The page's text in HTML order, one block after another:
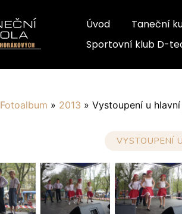
Úvod Taneční
Sportovní klub D-
Fotoalbum » 2013 » Vystoupení u
VYSTOUPENÍ